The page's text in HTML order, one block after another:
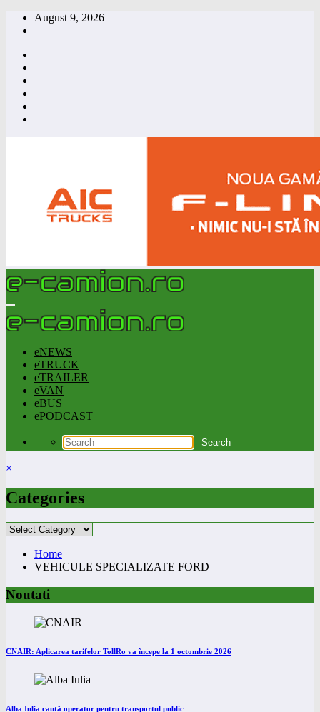
Skip
August 9, 2026
eNEWS
eTRUCK
eTRAILER
eVAN
eBUS
ePODCAST
×
Categories
Categories
Home
VEHICULE SPECIALIZATE FORD
Noutati
CNAIR: Aplicarea tarifelor TollRo va începe la 1 octombrie 2026
Alba Iulia caută operator pentru transportul public